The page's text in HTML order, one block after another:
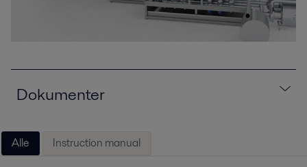
Dokumenter
Alle Instruction manual